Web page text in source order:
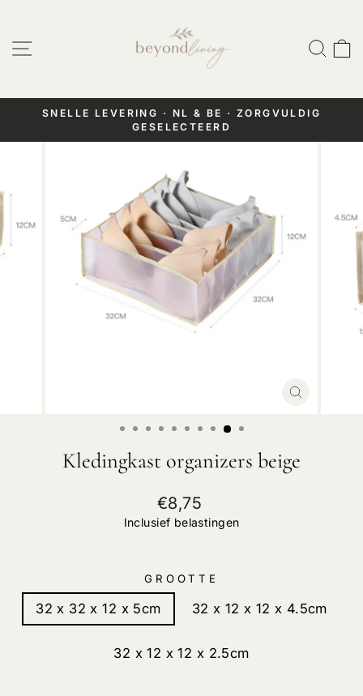
artikel
Pauzeer
SNELLE LEVERING · NL & BE · ZORGVULDIG
GESELECTEERD
Kledingkast organizers beige
Normale
prijs
€8,75
Inclusief belastingen
GROOTTE
32 x 32 x 12 x 5cm 32 x 12 x 12 x 4.5cm
32 x 12 x 12 x 2.5cm